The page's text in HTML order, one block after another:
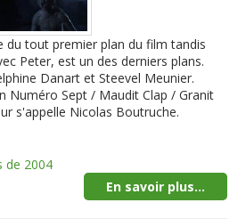
du tout premier plan du film tandis
Peter, est un des derniers plans.
Danart et Steevel Meunier.
Numéro Sept / Maudit Clap / Granit
s'appelle Nicolas Boutruche.
de 2004
En savoir plus...